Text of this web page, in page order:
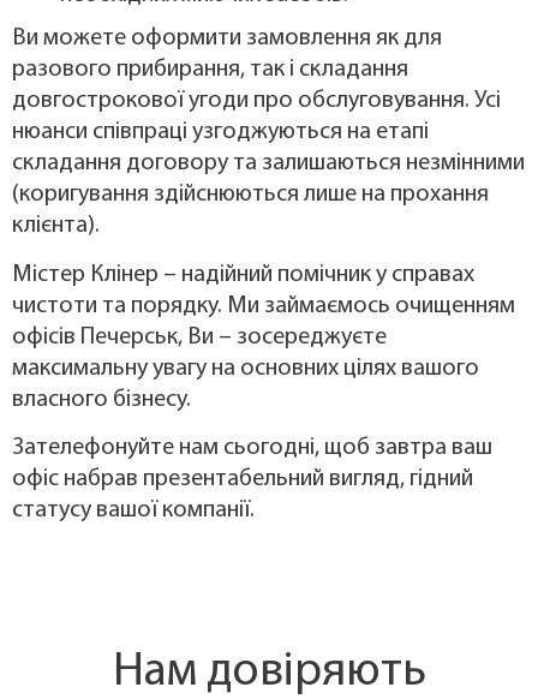
Ви можете оформити замовлення як для
разового прибирання, так і складання
довгострокової угоди про обслуговування. Усі
нюанси співпраці узгоджуються на етапі
складання договору та залишаються незмінними
(коригування здійснюються лише на прохання
клієнта).
Містер Клінер – надійний помічник у справах
чистоти та порядку. Ми займаємось очищенням
офісів Печерськ, Ви – зосереджуєте
максимальну увагу на основних цілях вашого
власного бізнесу.
Зателефонуйте нам сьогодні, щоб завтра ваш
офіс набрав презентабельний вигляд, гідний
статусу вашої компанії.
Нам довіряють